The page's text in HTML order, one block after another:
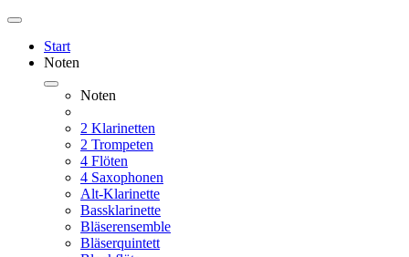
Start
Noten
Noten
2 Klarinetten
2 Trompeten
4 Flöten
4 Saxophonen
Alt-Klarinette
Bassklarinette
Bläserensemble
Bläserquintett